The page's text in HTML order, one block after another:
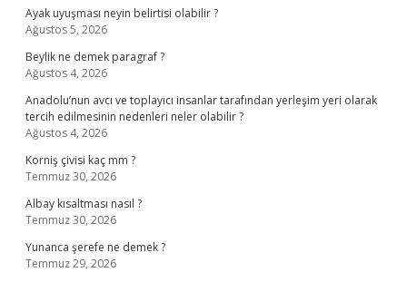
Ayak uyuşması neyin belirtisi olabilir ?
Ağustos 5, 2026
Beylik ne demek paragraf ?
Ağustos 4, 2026
Anadolu’nun avcı ve toplayıcı insanlar tarafından yerleşim yeri olarak
tercih edilmesinin nedenleri neler olabilir ?
Ağustos 4, 2026
Korniş çivisi kaç mm ?
Temmuz 30, 2026
Albay kısaltması nasıl ?
Temmuz 30, 2026
Yunanca şerefe ne demek ?
Temmuz 29, 2026